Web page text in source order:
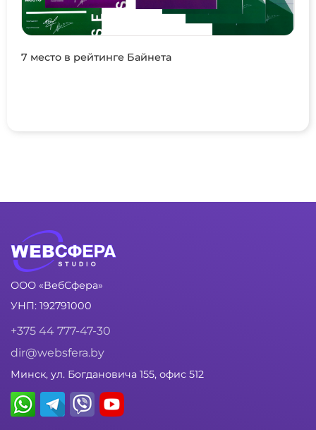
7 место в рейтинге Байнета
ООО «ВебСфера»
УНП: 192791000
+375 44 777-47-30
dir@websfera.by
Минск, ул. Богдановича 155, офис 512